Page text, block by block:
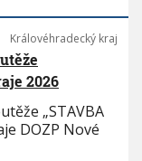
Královéhradecký kraj
2026
„STAVBA
DOZP Nové